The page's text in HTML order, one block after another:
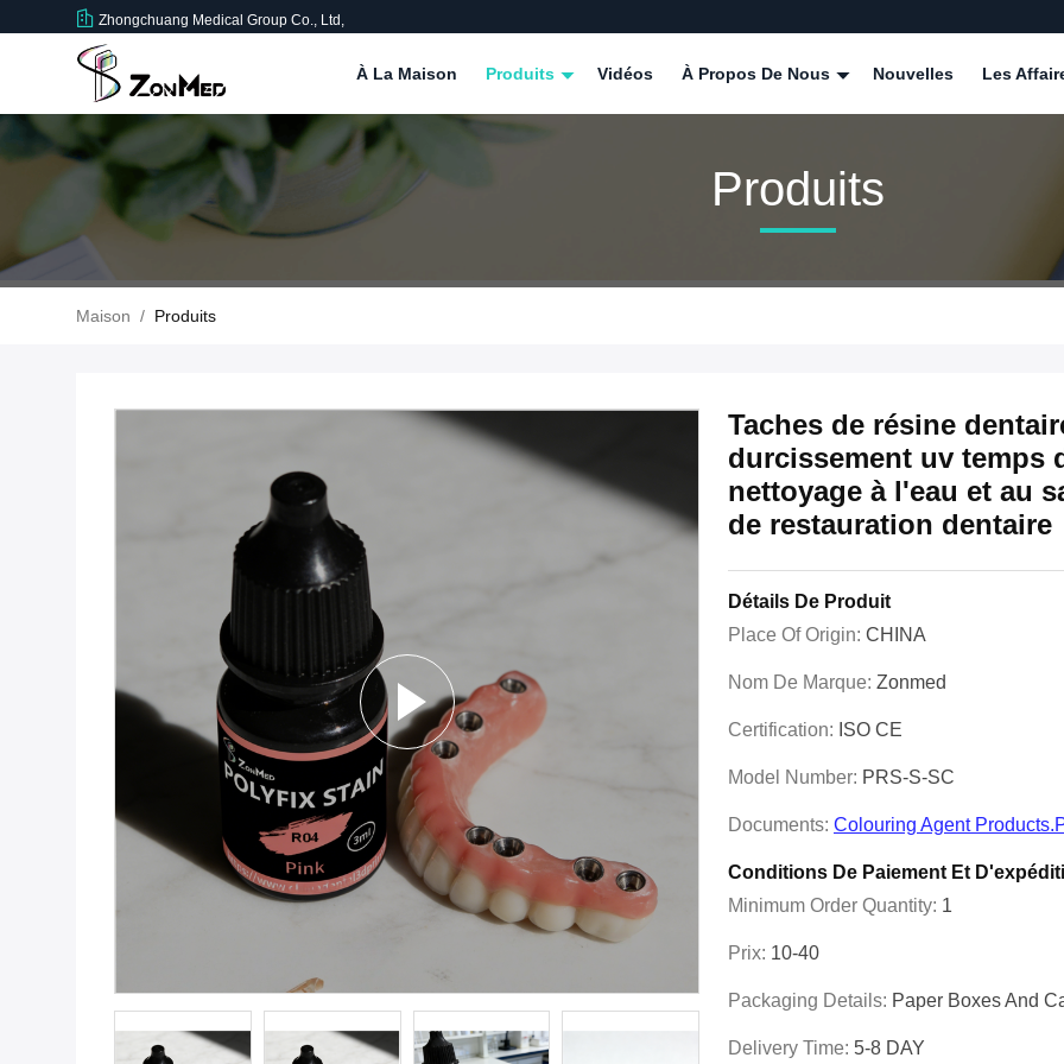
Zhongchuang Medical Group Co., Ltd,
À La Maison Produits Vidéos À Propos De Nous Nouvelles Les
Produits
Maison / Produits
Taches de résine
durcissement uv temps
nettoyage à l'eau et au
de restauration dentaire
Détails De Produit
Place Of Origin: CHINA
Nom De Marque: Zonmed
Certification: ISO CE
Model Number: PRS-S-SC
Documents: Colouring Agent
Conditions De Paiement Et
Minimum Order Quantity: 1
Prix: 10-40
Packaging Details: Paper Boxes And
Delivery Time: 5-8 DAY